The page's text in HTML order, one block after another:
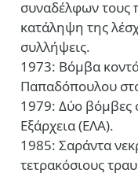
συναδέλφων τους
κατάληψη της
συλλήψεις.
1973: Βόμβα
Παπαδόπουλου
1979: Δύο βόμβες
Εξάρχεια (ΕΛΑ).
1985: Σαράντα
τετρακόσιους